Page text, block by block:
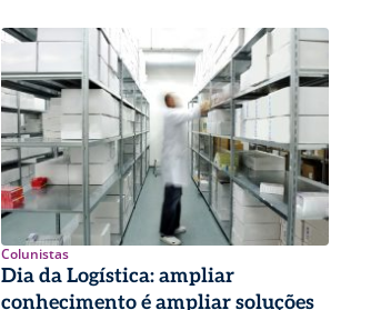
Colunistas
Dia da Logística: ampliar
conhecimento é ampliar soluções